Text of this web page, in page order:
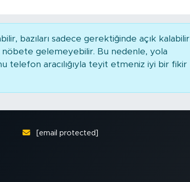
bazıları sadece gerektiğinde açık kalabilir
gelemeyebilir. Bu nedenle, yola
telefon aracılığıyla teyit etmeniz iyi bir fikir
[email protected]